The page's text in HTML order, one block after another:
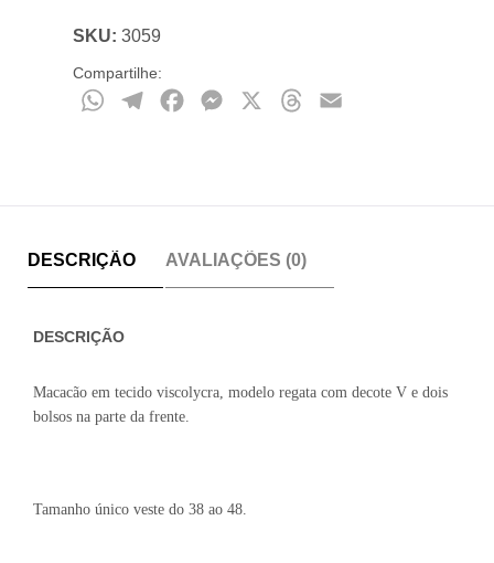
SKU: 3059
Compartilhe:
WhatsAppTelegramFacebookMessenger Threads
DESCRIÇÃO AVALIAÇÕES (0)
DESCRIÇÃO
Macacão em tecido viscolycra, modelo regata com decote V e dois
bolsos na parte da frente.
Tamanho único veste do 38 ao 48.